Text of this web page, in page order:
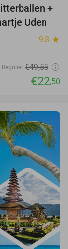
55%
+
Uden
9.8 star
Regulier €49,55
€22,50